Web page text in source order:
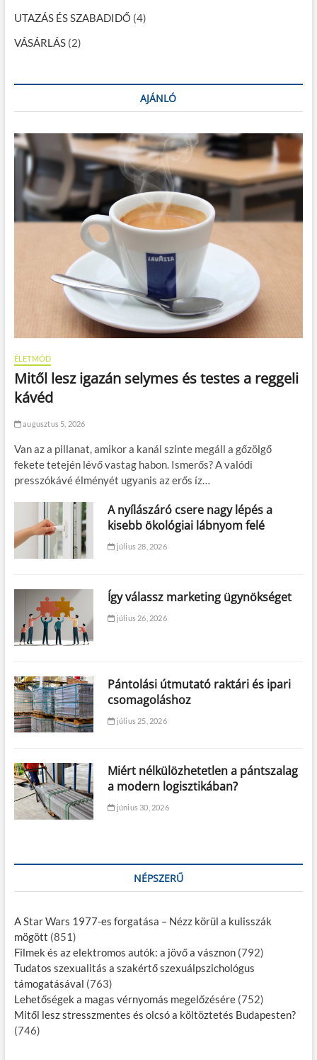
UTAZÁS ÉS SZABADIDŐ (4)
VÁSÁRLÁS(2)
AJÁNLÓ
ÉLETMÓD
Mitől lesz igazán selymes és testes a reggeli
kávéd
augusztus 5, 2026
Van az a pillanat, amikor a kanál szinte megáll a gőzölgő
fekete tetején lévő vastag habon. Ismerős? A valódi
presszókávé élményét ugyanis az erős íz…
A nyílászáró csere nagy lépés a
kisebb ökológiai lábnyom felé
július 28, 2026
Így válassz marketing ügynökséget
július 26, 2026
Pántolási útmutató raktári és ipari
csomagoláshoz
július 25, 2026
Miért nélkülözhetetlen a pántszalag
a modern logisztikában?
június 30, 2026
NÉPSZERŰ
A Star Wars 1977-es forgatása – Nézz körül a kulisszák
mögött (851)
Filmek és az elektromos autók: a jövő a vásznon (792)
Tudatos szexualitás a szakértő szexuálpszichológus
támogatásával (763)
Lehetőségek a magas vérnyomás megelőzésére (752)
Mitől lesz stresszmentes és olcsó a költöztetés Budapesten?
(746)